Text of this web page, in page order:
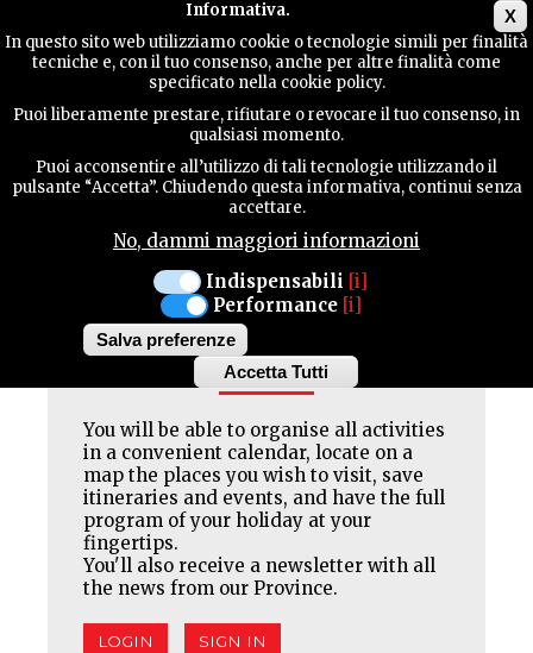
X
Informativa.
In questo sito web utilizziamo cookie o tecnologie simili per finalità
tecniche e, con il tuo consenso, anche per altre finalità come
specificato nella cookie policy.
Puoi liberamente prestare, rifiutare o revocare il tuo consenso, in
qualsiasi momento.
Puoi acconsentire all’utilizzo di tali tecnologie utilizzando il
pulsante “Accetta”. Chiudendo questa informativa, continui senza
accettare.
No, dammi maggiori informazioni
Indispensabili [i]
Performance [i]
Salva preferenze
Accetta Tutti
Withdraw
TERRITORY
CONTACTS
Events
Exibitions
Fairs
Facebook
Twitter
Pinterest
PLAN YOUR JOURNEY
You will be able to organise all activities
in a convenient calendar, locate on a
map the places you wish to visit, save
itineraries and events, and have the full
program of your holiday at your
fingertips.
You'll also receive a newsletter with all
the news from our Province.
LOGIN SIGN IN